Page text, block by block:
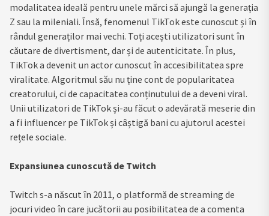
modalitatea ideală pentru unele mărci să ajungă la generația
Z sau la mileniali. Însă, fenomenul TikTok este cunoscut și în
rândul generaților mai vechi. Toți acești utilizatori sunt în
căutare de divertisment, dar și de autenticitate. În plus,
TikTok a devenit un actor cunoscut în accesibilitatea spre
viralitate. Algoritmul său nu ține cont de popularitatea
creatorului, ci de capacitatea conținutului de a deveni viral.
Unii utilizatori de TikTok și-au făcut o adevărată meserie din
a fi influencer pe TikTok și câștigă bani cu ajutorul acestei
rețele sociale.
Expansiunea cunoscută de Twitch
Twitch s-a născut în 2011, o platformă de streaming de
jocuri video în care jucătorii au posibilitatea de a comenta